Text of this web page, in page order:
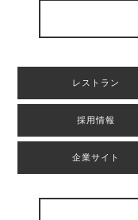
レストラン
採用情報
企業サイト